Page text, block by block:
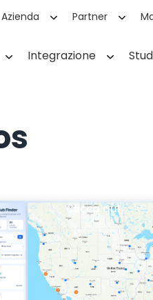
Azienda Partner
Integrazione
Clicca qui